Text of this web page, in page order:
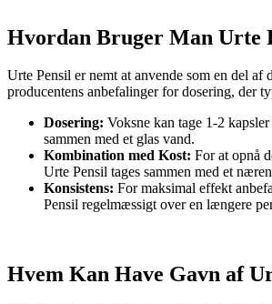
Hvordan Bruger Man Urte
Urte Pensil er nemt at anvende som en del af
producentens anbefalinger for dosering, der
Dosering: Voksne kan tage 1-2
sammen med et glas vand.
Kombination med Kost: For at opnå
Urte Pensil tages sammen med et
Konsistens: For maksimal effekt
Pensil regelmæssigt over en længere
Hvem Kan Have Gavn af